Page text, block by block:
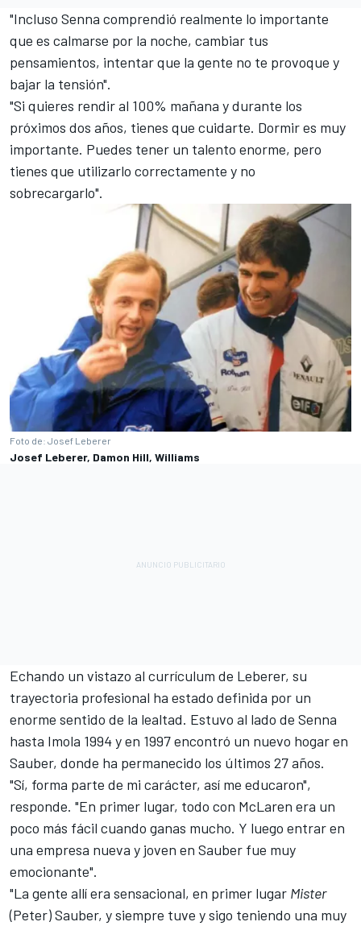
"Incluso Senna comprendió realmente lo importante
que es calmarse por la noche, cambiar tus
pensamientos, intentar que la gente no te provoque y
bajar la tensión".
"Si quieres rendir al 100% mañana y durante los
próximos dos años, tienes que cuidarte. Dormir es muy
importante. Puedes tener un talento enorme, pero
tienes que utilizarlo correctamente y no
sobrecargarlo".
Foto de: Josef Leberer
Josef Leberer, Damon Hill, Williams
Echando un vistazo al currículum de Leberer, su
trayectoria profesional ha estado definida por un
enorme sentido de la lealtad. Estuvo al lado de Senna
hasta Imola 1994 y en 1997 encontró un nuevo hogar en
Sauber, donde ha permanecido los últimos 27 años.
"Sí, forma parte de mi carácter, así me educaron",
responde. "En primer lugar, todo con McLaren era un
poco más fácil cuando ganas mucho. Y luego entrar en
una empresa nueva y joven en Sauber fue muy
emocionante".
"La gente allí era sensacional, en primer lugar Mister
(Peter) Sauber, y siempre tuve y sigo teniendo una muy